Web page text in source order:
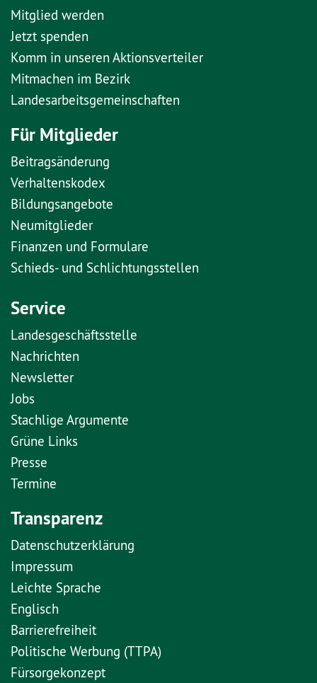
Mitglied werden
Jetzt spenden
Komm in unseren Aktionsverteiler
Mitmachen im Bezirk
Landesarbeitsgemeinschaften
Für Mitglieder
Beitragsänderung
Verhaltenskodex
Bildungsangebote
Neumitglieder
Finanzen und Formulare
Schieds- und Schlichtungsstellen
Service
Landesgeschäftsstelle
Nachrichten
Newsletter
Jobs
Stachlige Argumente
Grüne Links
Presse
Termine
Transparenz
Datenschutzerklärung
Impressum
Leichte Sprache
Englisch
Barrierefreiheit
Politische Werbung (TTPA)
Fürsorgekonzept